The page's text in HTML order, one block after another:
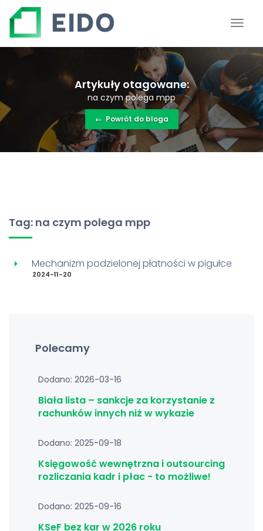
Artykuły otagowane:
na czym polega mpp
← Powrót do bloga
Tag: na czym polega mpp
Mechanizm podzielonej płatności w pigułce
2024-11-20
Polecamy
Dodano: 2026-03-16
Biała lista – sankcje za korzystanie z
rachunków innych niż w wykazie
Dodano: 2025-09-18
Księgowość wewnętrzna i outsourcing
rozliczania kadr i płac - to możliwe!
Dodano: 2025-09-16
KSeF bez kar w 2026 roku